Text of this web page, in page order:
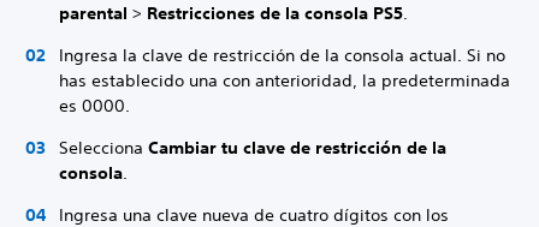
parental > Restricciones de la consola PS5.
Ingresa la clave de restricción de la consola actual. Si no
has establecido una con anterioridad, la predeterminada
es 0000.
Selecciona Cambiar tu clave de restricción de la
consola.
Ingresa una clave nueva de cuatro dígitos con los